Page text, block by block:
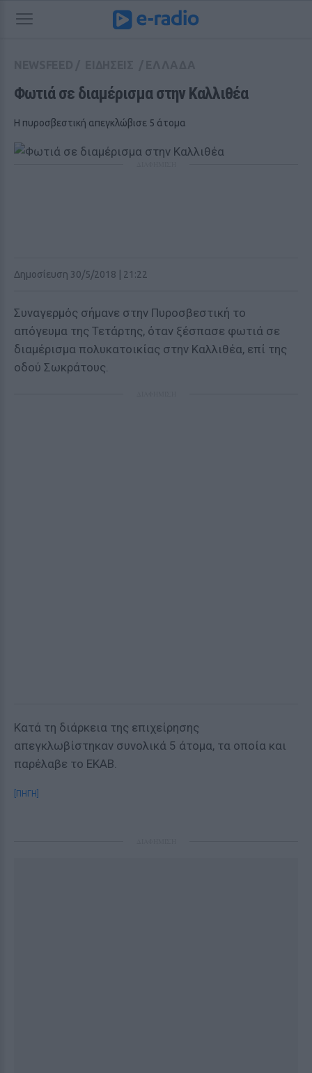
Φωτιά σε διαμέρισμα στην Καλλιθέα
Η πυροσβεστική απεγκλώβισε 5 άτομα
Δημοσίευση 30/5/2018 | 21:22
Συναγερμός σήμανε στην Πυροσβεστική το
απόγευμα της Τετάρτης, όταν ξέσπασε φωτιά σε
διαμέρισμα πολυκατοικίας στην Καλλιθέα, επί της
οδού Σωκράτους.
Κατά τη διάρκεια της επιχείρησης
απεγκλωβίστηκαν συνολικά 5 άτομα, τα οποία και
παρέλαβε το ΕΚΑΒ.
[ΠΗΓΗ]